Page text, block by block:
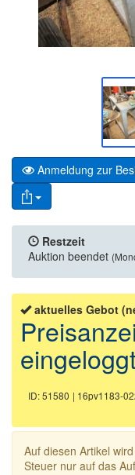
Anmeldung zur
Restzeit
Auktion beendet
aktuelles Gebot
ID: 51580 | 16pv1183-
Auf diesen Artikel
Steuer nur auf das